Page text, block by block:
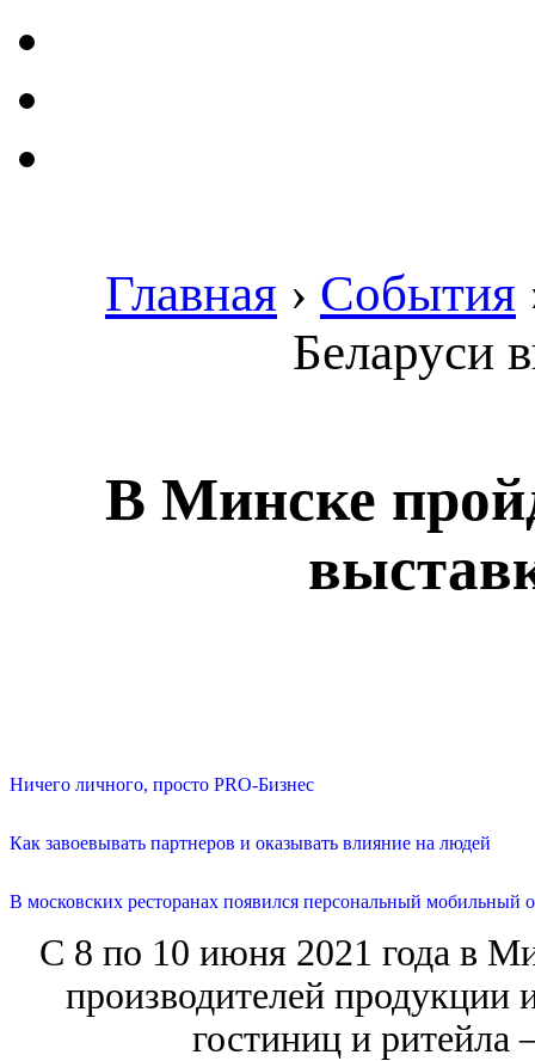
Главная › События
Беларуси
В Минске
Ничего личного, просто PRO-Бизнес
Как завоевывать партнеров и оказывать влияние на людей
В московских ресторанах появился персональный мобильный
С 8 по 10 июня 2021 года в
производителей продукции
гостиниц и